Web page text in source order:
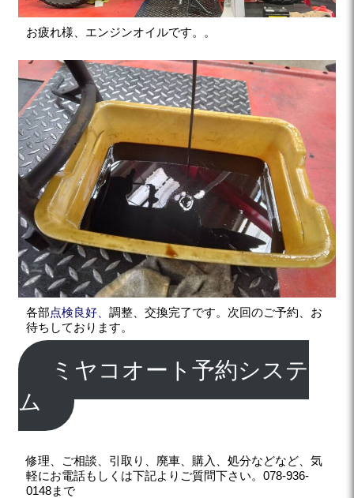
お疲れ様、エンジンオイルです。。
各部点検良好、調整、交換完了です。次回のご予約、お
待ちしております。
ミヤコオート予約システ
ム
修理、ご相談、引取り、廃車、購入、処分などなど、気
軽にお電話もしくは下記よりご質問下さい。078-936-
0148まで